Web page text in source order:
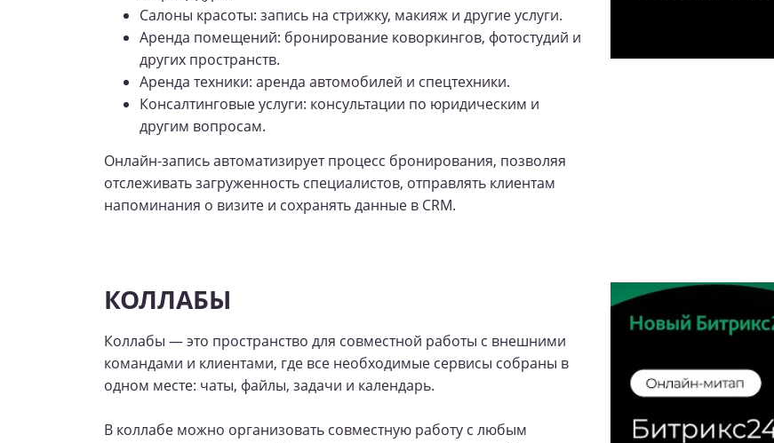
Салоны красоты: запись на стрижку, макияж и другие услуги.
Аренда помещений: бронирование коворкингов, фотостудий и
других пространств.
Аренда техники: аренда автомобилей и спецтехники.
Консалтинговые услуги: консультации по юридическим и
другим вопросам.
Онлайн-запись автоматизирует процесс бронирования, позволяя
отслеживать загруженность специалистов, отправлять клиентам
напоминания о визите и сохранять данные в CRM.
КОЛЛАБЫ
Коллабы — это пространство для совместной работы с внешними
командами и клиентами, где все необходимые сервисы собраны в
одном месте: чаты, файлы, задачи и календарь.
В коллабе можно организовать совместную работу с любым